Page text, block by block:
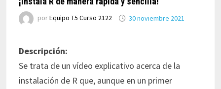
porEquipo T5 Curso 2122 30 noviembre 2021
Descripción:
Se trata de un vídeo explicativo acerca de la
instalación de R que, aunque en un primer